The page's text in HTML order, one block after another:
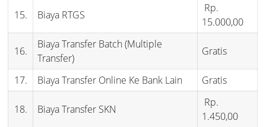
15. Biaya RTGS
Rp.
15.000,00
16.
Biaya Transfer Batch (Multiple
Transfer)
Gratis
17. Biaya Transfer Online Ke Bank Lain Gratis
18. Biaya Transfer SKN
Rp.
1.450,00